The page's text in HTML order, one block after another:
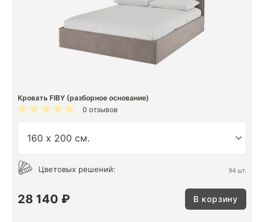
Кровать FIBY (разборное основание)
0 отзывов
Цветовых решений: 94 шт.
28 140 ₽ В корзину